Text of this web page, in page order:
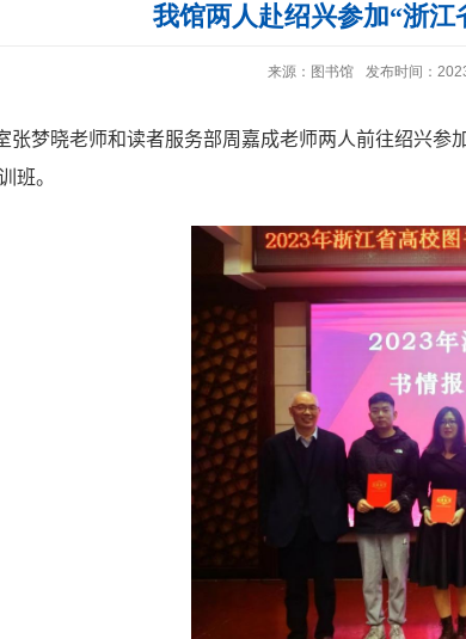
我馆两人赴绍兴参加“浙
来源：图书馆 发布时间：
张梦晓老师和读者服务部周嘉成老师两人前往绍兴
班。